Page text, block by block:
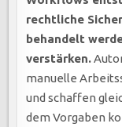
rechtliche
behandelt
verstärken.
manuelle
und schaffen
dem Vorgaben